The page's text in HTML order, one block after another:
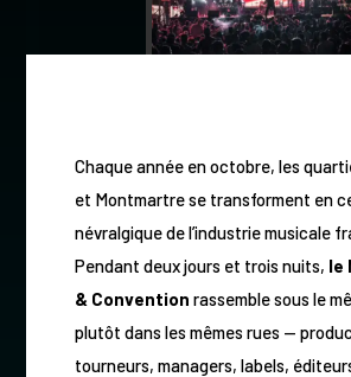
Chaque année en octobre, les
et Montmartre se transforment en
névralgique de l’industrie musicale
Pendant deux jours et trois nuits, le
& Convention rassemble sous le
plutôt dans les mêmes rues —
tourneurs, managers, labels,